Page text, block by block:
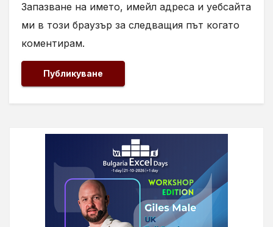
Запазване на името, имейл адреса и уебсайта
ми в този браузър за следващия път когато
коментирам.